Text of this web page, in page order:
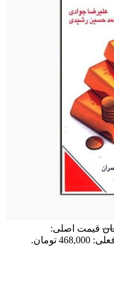
قیمت اصلی:
تومان.